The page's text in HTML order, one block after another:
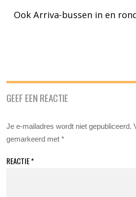
Ook Arriva-bussen in en
GEEF EEN REACTIE
Je e-mailadres wordt niet gepubliceerd.
gemarkeerd met*
REACTIE*